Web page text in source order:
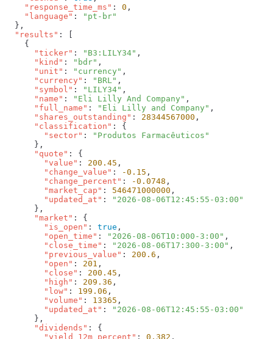
    "response_time_ms"
: 0
    "language"
:
  "results"
      "ticker"
: "B3:LILY34"
      "kind"
: "bdr"
      "unit"
: "currency"
      "currency"
: "BRL"
      "symbol"
: "LILY34"
      "name"
: "Eli Lilly And Company"
      "full_name"
: "Eli Lilly and Company"
      "shares_outstanding"
: 28344567000
      "classification"
        "sector"
:
      "quote"
        "value"
: 200.45
        "change_value"
: -0.15
        "change_percent"
: -0.0748
        "market_cap"
: 546471000000
        "updated_at"
:
      "market"
        "is_open"
: true
        "open_time"
: "2026-08-06T10:000-3:00"
        "close_time"
: "2026-08-06T17:300-3:00"
        "previous_value"
: 200.6
        "open"
: 201
        "close"
: 200.45
        "high"
: 209.36
        "low"
: 199.06
        "volume"
: 13365
        "updated_at"
:
      "dividends"
        "yield_12m_percent"
: 0.382